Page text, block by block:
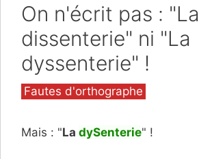
On n'écrit pas : "La
dissenterie" ni "La
dyssenterie" !
Catégories
Fautes d'orthographe
Mais : "La dySenterie" !